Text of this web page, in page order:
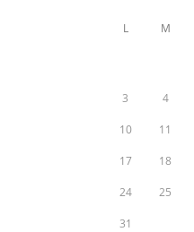
L M
3 4
10 11
17 18
24 25
31